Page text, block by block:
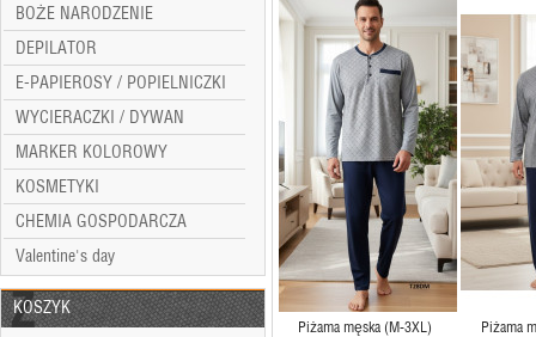
BOŻE NARODZENIE
DEPILATOR
E-PAPIEROSY / POPIELNICZKI
WYCIERACZKI / DYWAN
MARKER KOLOROWY
KOSMETYKI
CHEMIA GOSPODARCZA
Valentine's day
KOSZYK
Piżama męska (M-3XL) Piżama